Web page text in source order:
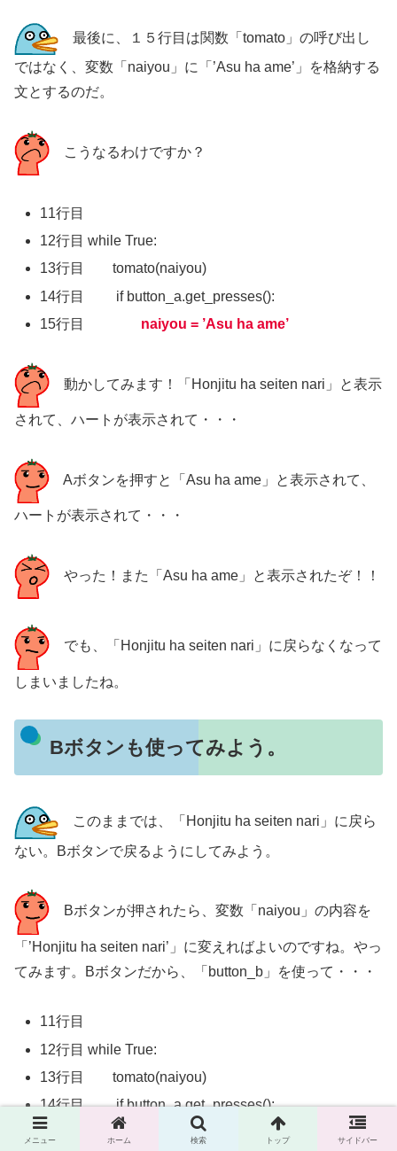
最後に、１５行目は関数「tomato」の呼び出し
ではなく、変数「naiyou」に「’Asu ha ame’」を格納する
文とするのだ。
こうなるわけですか？
11行目
12行目 while True:
13行目 tomato(naiyou)
14行目 if button_a.get_presses():
15行目 naiyou = ’Asu ha ame’
動かしてみます！「Honjitu ha seiten nari」と表示
されて、ハートが表示されて・・・
Aボタンを押すと「Asu ha ame」と表示されて、
ハートが表示されて・・・
やった！また「Asu ha ame」と表示されたぞ！！
でも、「Honjitu ha seiten nari」に戻らなくなって
しまいましたね。
Bボタンも使ってみよう。
このままでは、「Honjitu ha seiten nari」に戻ら
ない。Bボタンで戻るようにしてみよう。
Bボタンが押されたら、変数「naiyou」の内容を
「’Honjitu ha seiten nari’」に変えればよいのですね。やっ
てみます。Bボタンだから、「button_b」を使って・・・
11行目
12行目 while True:
13行目 tomato(naiyou)
14行目 if button_a.get_presses():
15行目 naiyou = ’Asu ha ame’
メニュー ホーム 検索 トップ サイドバー